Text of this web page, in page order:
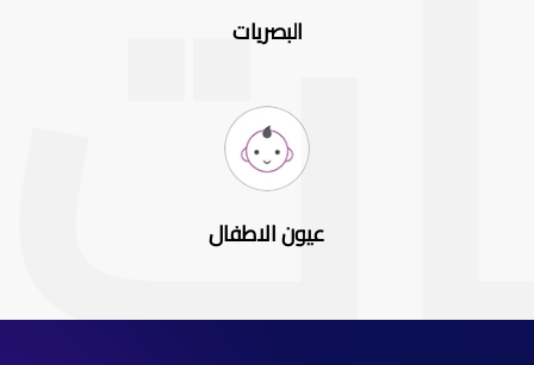
البصريات
عيون الاطفال